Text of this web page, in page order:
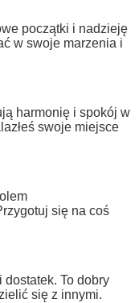
początki i nadzieję
w swoje marzenia i
harmonię i spokój w
swoje miejsce
się na coś
dostatek. To dobry
się z innymi.